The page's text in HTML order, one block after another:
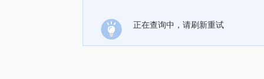
正在查询中，请刷新重试